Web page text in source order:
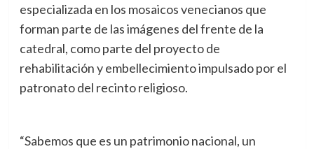
especializada en los mosaicos venecianos que
forman parte de las imágenes del frente de la
catedral, como parte del proyecto de
rehabilitación y embellecimiento impulsado por el
patronato del recinto religioso.
“Sabemos que es un patrimonio nacional, un